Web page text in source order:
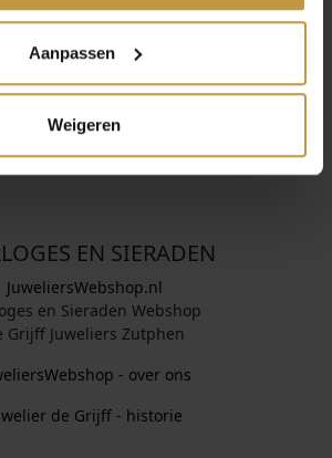
Aanpassen
Weigeren
EN SIERADEN
JuweliersWebshop.nl
en Sieraden Webshop
Grijff Juweliers Zutphen
- over ons
de Grijff - historie